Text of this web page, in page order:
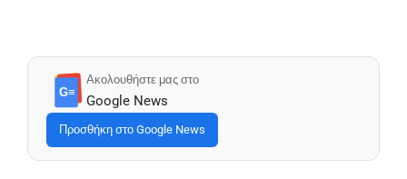
G≡
Ακολουθήστε μας στο
Google News
Προσθήκη στο Google News